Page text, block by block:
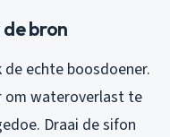
bron
de echte boosdoener.
om wateroverlast te
Draai de sifon